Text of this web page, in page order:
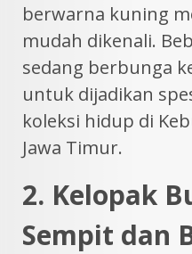
berwarna kuning
mudah dikenali.
sedang berbunga
untuk dijadikan
koleksi hidup di
Jawa Timur.
2. Kelopak
Sempit dan